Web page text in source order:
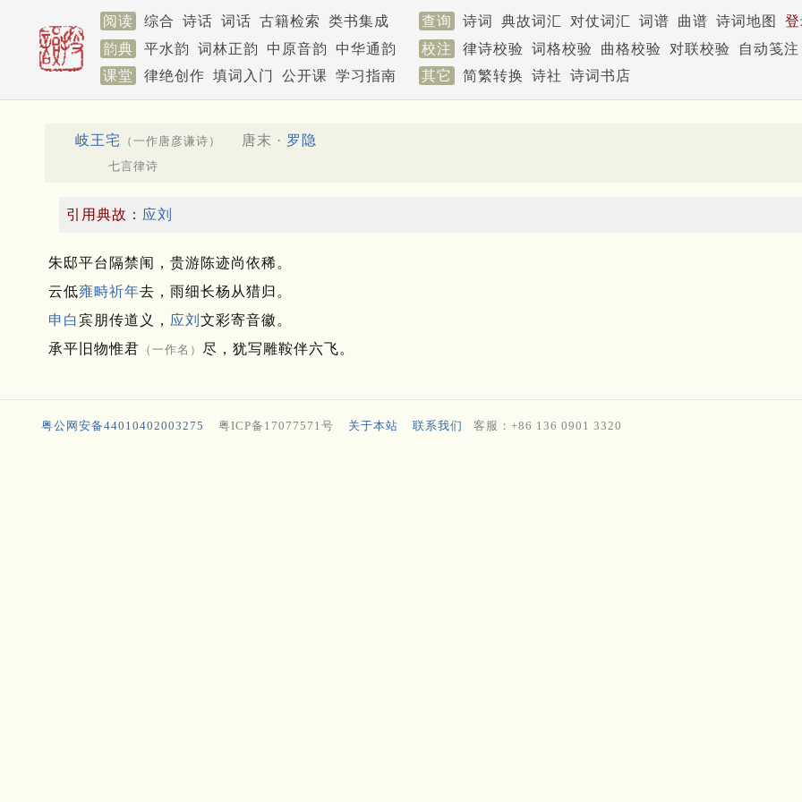
阅读 综合 诗话 词话 古籍检索 类书集成 查询 诗词 典故词汇 对仗词汇 词谱 曲谱 诗词地图
韵典
平水韵 词林正韵 中原音韵 中华通韵 校注 律诗校验 词格校验 曲格校验 对联校验
自动笺注
课堂
律绝创作 填词入门 公开课 学习指南 其它 简繁转换 诗社 诗词书店
岐王宅 （一作唐彦谦诗） 唐末 · 罗隐
七言律诗
引用典故： 应刘
朱邸平台隔禁闱，贵游陈迹尚依稀。
云低雍畤祈年去，雨细长杨从猎归。
申白宾朋传道义， 应刘 文彩寄音徽。
承平旧物惟君 （一作名） 尽，犹写雕鞍伴六飞。
粤公网安备44010402003275 粤ICP备17077571号 关于本站 联系我们 客服：+86 136 0901 3320